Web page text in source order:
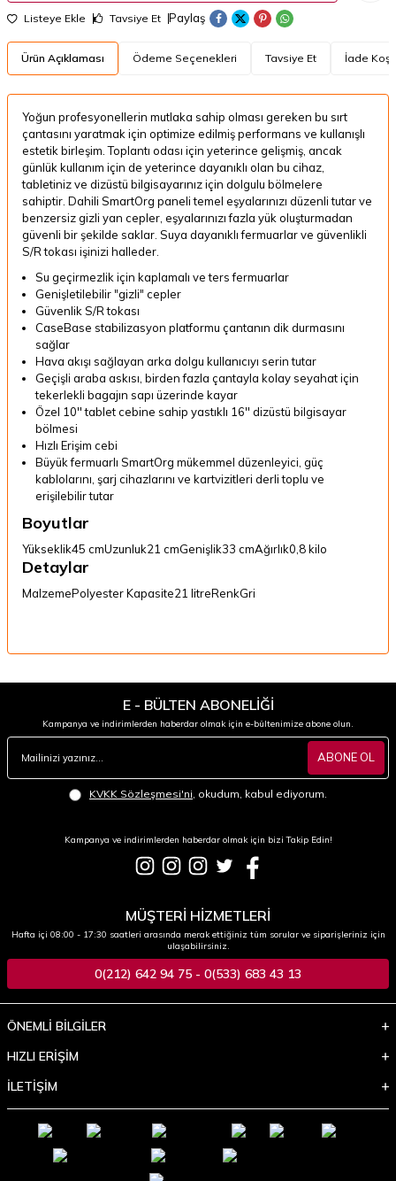
Listeye Ekle Tavsiye Et Paylaş
Ürün Açıklaması Ödeme Seçenekleri Tavsiye Et İade
Yoğun profesyonellerin mutlaka sahip olması gereken bu sırt
çantasını yaratmak için optimize edilmiş performans ve kullanışlı
estetik birleşim. Toplantı odası için yeterince gelişmiş, ancak
günlük kullanım için de yeterince dayanıklı olan bu cihaz,
tabletiniz ve dizüstü bilgisayarınız için dolgulu bölmelere
sahiptir. Dahili SmartOrg paneli temel eşyalarınızı düzenli tutar ve
benzersiz gizli yan cepler, eşyalarınızı fazla yük oluşturmadan
güvenli bir şekilde saklar. Suya dayanıklı fermuarlar ve güvenlikli
S/R tokası işinizi halleder.
Su geçirmezlik için kaplamalı ve ters fermuarlar
Genişletilebilir "gizli" cepler
Güvenlik S/R tokası
CaseBase stabilizasyon platformu çantanın dik durmasını
sağlar
Hava akışı sağlayan arka dolgu kullanıcıyı serin tutar
Geçişli araba askısı, birden fazla çantayla kolay seyahat için
tekerlekli bagajın sapı üzerinde kayar
Özel 10'' tablet cebine sahip yastıklı 16'' dizüstü bilgisayar
bölmesi
Hızlı Erişim cebi
Büyük fermuarlı SmartOrg mükemmel düzenleyici, güç
kablolarını, şarj cihazlarını ve kartvizitleri derli toplu ve
erişilebilir tutar
Boyutlar
Yükseklik45 cmUzunluk21 cmGenişlik33 cmAğırlık0,8 kilo
Detaylar
MalzemePolyesterKapasite21 litreRenkGri
E - BÜLTEN ABONELİĞİ
Kampanya ve indirimlerden haberdar olmak için e-bültenimize abone olun.
ABONE OL
KVKK Sözleşmesi'ni , okudum, kabul ediyorum.
Kampanya ve indirimlerden haberdar olmak için bizi Takip Edin!
MÜŞTERİ HİZMETLERİ
Hafta içi 08:00 - 17:30 saatleri arasında merak ettiğiniz tüm sorular ve siparişleriniz için
ulaşabilirsiniz.
0(212) 642 94 75 - 0(533) 683 43 13
ÖNEMLİ BİLGİLER
HIZLI ERİŞİM
İLETİŞİM